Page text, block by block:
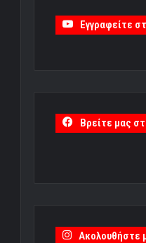
Εγγραφείτε
Βρείτε μας
Ακολουθήστε